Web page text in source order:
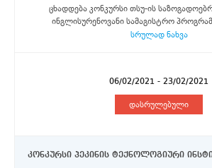
ცხადდება კონკურსი თსუ-ის
ინგლისურენოვანი სამაგისტრო
სრულად ნახვა
06/02/2021 - 23/02/2021
დასრულებული